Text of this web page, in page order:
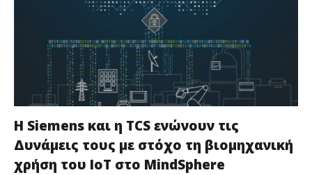
Η Siemens και η TCS ενώνουν τις
Δυνάμεις τους με στόχο τη βιομηχανική
χρήση του ΙοΤ στο MindSphere